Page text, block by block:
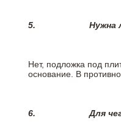
5. Нужна
Нет, подложка под
основание. В
6.Для